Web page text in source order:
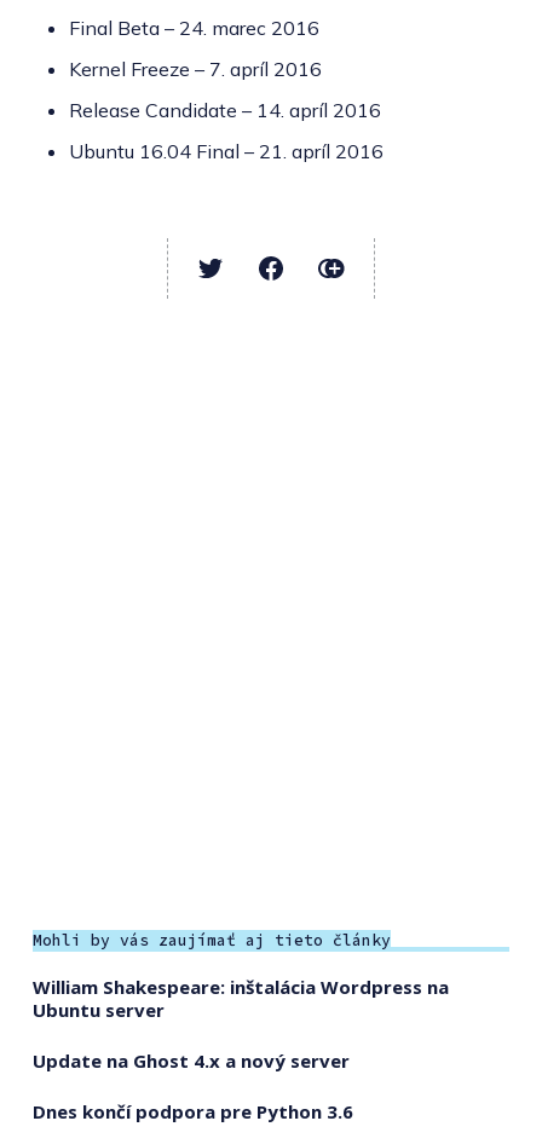
Final Beta – 24. marec 2016
Kernel Freeze – 7. apríl 2016
Release Candidate – 14. apríl 2016
Ubuntu 16.04 Final – 21. apríl 2016
Mohli by vás zaujímať aj tieto články
William Shakespeare: inštalácia Wordpress na
Ubuntu server
Update na Ghost 4.x a nový server
Dnes končí podpora pre Python 3.6